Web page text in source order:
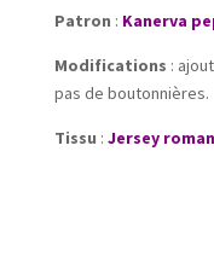
Patron : Kanerva
Modifications :
pas de boutonnières.
Tissu : Jersey